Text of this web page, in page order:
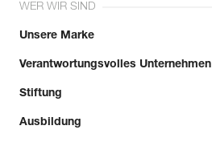
WER WIR SIND
Unsere Marke
Verantwortungsvolles Unternehmen
Stiftung
Ausbildung